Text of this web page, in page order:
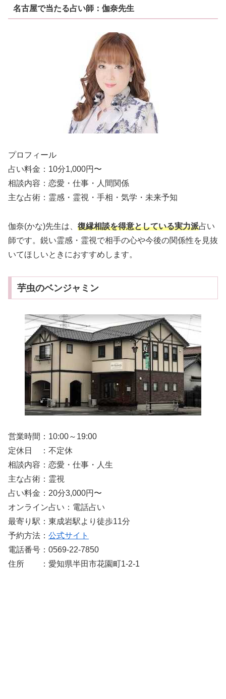
名古屋で当たる占い師：伽奈先生
プロフィール
占い料金：10分1,000円〜
相談内容：恋愛・仕事・人間関係
主な占術：霊感・霊視・手相・気学・未来予知
伽奈(かな)先生は、 復縁相談を得意としている実力派占い
師です。鋭い霊感・霊視で相手の心や今後の関係性を見抜
いてほしいときにおすすめします。
芋虫のベンジャミン
営業時間：10:00～19:00
定休日 ：不定休
相談内容：恋愛・仕事・人生
主な占術：霊視
占い料金：20分3,000円〜
オンライン占い：電話占い
最寄り駅：東成岩駅より徒歩11分
予約方法： 公式サイト
電話番号：0569-22-7850
住所 ：愛知県半田市花園町1-2-1